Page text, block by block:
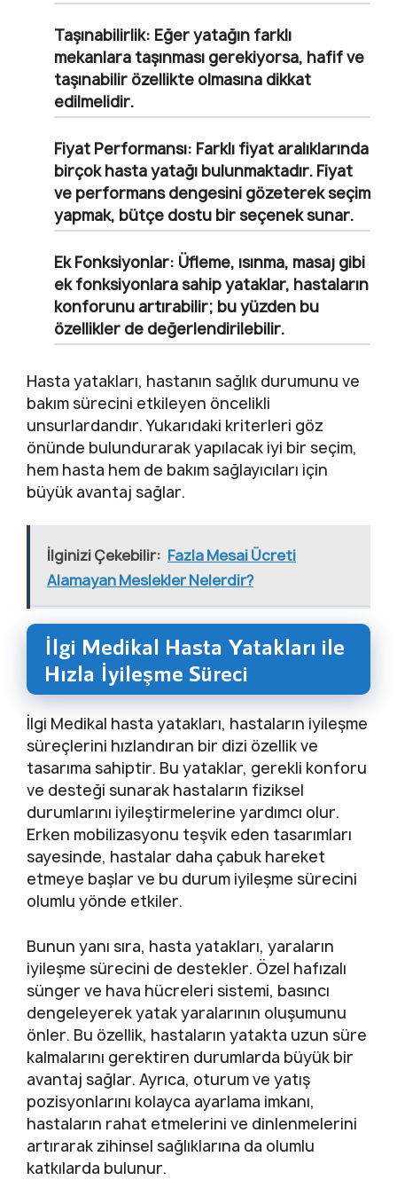
Taşınabilirlik: Eğer yatağın farklı
mekanlara taşınması gerekiyorsa, hafif ve
taşınabilir özellikte olmasına dikkat
edilmelidir.
Fiyat Performansı: Farklı fiyat aralıklarında
birçok hasta yatağı bulunmaktadır. Fiyat
ve performans dengesini gözeterek seçim
yapmak, bütçe dostu bir seçenek sunar.
Ek Fonksiyonlar: Üfleme, ısınma, masaj gibi
ek fonksiyonlara sahip yataklar, hastaların
konforunu artırabilir; bu yüzden bu
özellikler de değerlendirilebilir.
Hasta yatakları, hastanın sağlık durumunu ve
bakım sürecini etkileyen öncelikli
unsurlardandır. Yukarıdaki kriterleri göz
önünde bulundurarak yapılacak iyi bir seçim,
hem hasta hem de bakım sağlayıcıları için
büyük avantaj sağlar.
İlginizi Çekebilir: Fazla Mesai Ücreti
Alamayan Meslekler Nelerdir?
İlgi Medikal Hasta Yatakları ile
Hızla İyileşme Süreci
İlgi Medikal hasta yatakları, hastaların iyileşme
süreçlerini hızlandıran bir dizi özellik ve
tasarıma sahiptir. Bu yataklar, gerekli konforu
ve desteği sunarak hastaların fiziksel
durumlarını iyileştirmelerine yardımcı olur.
Erken mobilizasyonu teşvik eden tasarımları
sayesinde, hastalar daha çabuk hareket
etmeye başlar ve bu durum iyileşme sürecini
olumlu yönde etkiler.
Bunun yanı sıra, hasta yatakları, yaraların
iyileşme sürecini de destekler. Özel hafızalı
sünger ve hava hücreleri sistemi, basıncı
dengeleyerek yatak yaralarının oluşumunu
önler. Bu özellik, hastaların yatakta uzun süre
kalmalarını gerektiren durumlarda büyük bir
avantaj sağlar. Ayrıca, oturum ve yatış
pozisyonlarını kolayca ayarlama imkanı,
hastaların rahat etmelerini ve dinlenmelerini
artırarak zihinsel sağlıklarına da olumlu
katkılarda bulunur.